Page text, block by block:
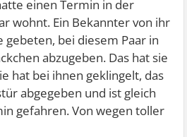
einen Termin in der
wohnt. Ein Bekannter von ihr
gebeten, bei diesem Paar in
abzugeben. Das hat sie
hat bei ihnen geklingelt, das
abgegeben und ist gleich
gefahren. Von wegen toller